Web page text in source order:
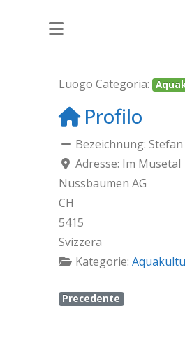
STEFAN BRENGARD
Luogo Categoria:
Profilo
Bezeichnung:
Adresse: Im Musetal
Nussbaumen AG
CH
5415
Svizzera
Kategorie:
Precedente